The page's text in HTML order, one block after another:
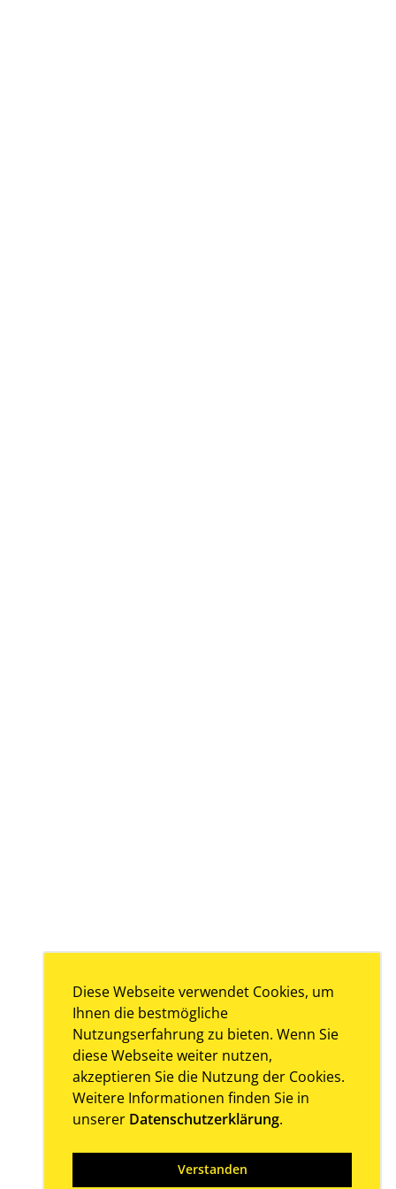
Diese Webseite verwendet Cookies, um
Ihnen die bestmögliche
Nutzungserfahrung zu bieten. Wenn Sie
diese Webseite weiter nutzen,
akzeptieren Sie die Nutzung der Cookies.
Weitere Informationen finden Sie in
unserer Datenschutzerklärung.
Verstanden